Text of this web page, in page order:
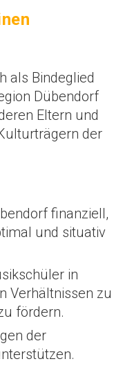
als Bindeglied
Dübendorf
Eltern und
der
finanziell,
und situativ
in
Verhältnissen zu
fördern.
der